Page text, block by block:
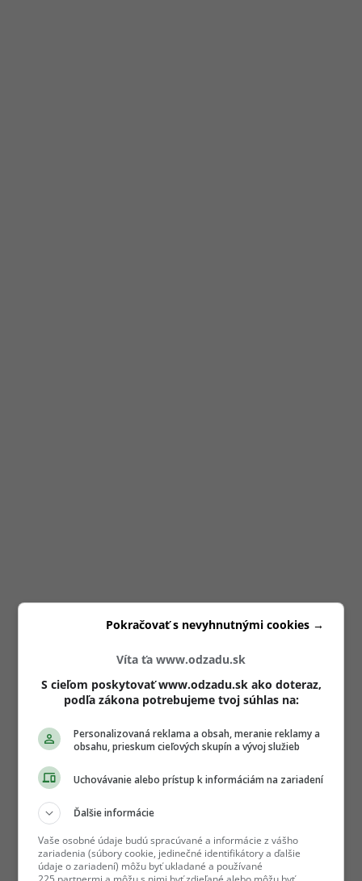
Víta ťa www.odzadu.sk
S cieľom poskytovať www.odzadu.sk ako doteraz,
podľa zákona potrebujeme tvoj súhlas na:
Personalizovaná reklama a obsah, meranie reklamy a
obsahu, prieskum cieľových skupín a vývoj služieb
Uchovávanie alebo prístup k informáciám na zariadení
Ďalšie informácie
Vaše osobné údaje budú spracúvané a informácie z vášho
zariadenia (súbory cookie, jedinečné identifikátory a ďalšie
údaje o zariadení) môžu byť ukladané a používané
Pokračovať s nevyhnutnými cookies →